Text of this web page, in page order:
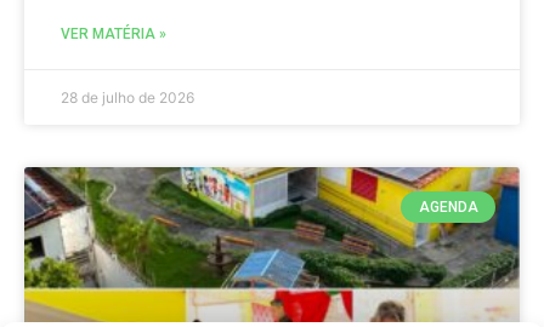
VER MATÉRIA »
28 de julho de 2026
AGENDA